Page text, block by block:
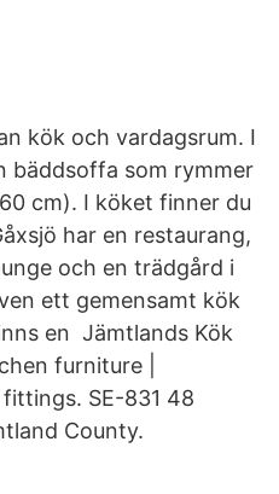
kök och vardagsrum. I
bäddsoffa som rymmer
cm). I köket finner du
har en restaurang,
och en trädgård i
ett gemensamt kök
en Jämtlands Kök
furniture |
SE-831 48
County.